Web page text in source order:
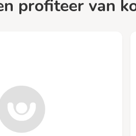
profiteer van